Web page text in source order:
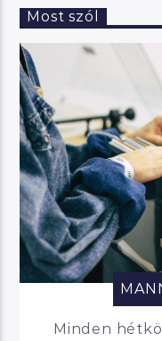
Most szól
Minden